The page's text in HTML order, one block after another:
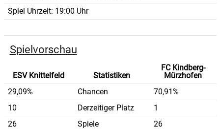
Spiel Uhrzeit: 19:00 Uhr
Spielvorschau
ESV Knittelfeld Statistiken
FC Kindberg-
Mürzhofen
29,09%
Chancen
70,91%
10
Derzeitiger Platz
1
26
Spiele
26